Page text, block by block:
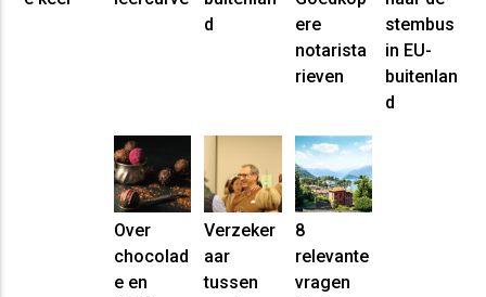
d
ere
notarista
rieven
stembus
in EU-
buitenlan
d
Over
chocolad
e en
Verzeker
aar
tussen
8
relevante
vragen